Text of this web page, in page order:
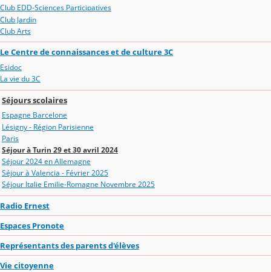
Club EDD-Sciences Participatives
Club Jardin
Club Arts
Le Centre de connaissances et de culture 3C
Esidoc
La vie du 3C
Séjours scolaires
Espagne Barcelone
Lésigny - Région Parisienne
Paris
Séjour à Turin 29 et 30 avril 2024
Séjour 2024 en Allemagne
Séjour à Valencia - Février 2025
Séjour Italie Emilie-Romagne Novembre 2025
Radio Ernest
Espaces Pronote
Représentants des parents d'élèves
Vie citoyenne